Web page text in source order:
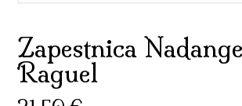
Zapestnica
Raguel